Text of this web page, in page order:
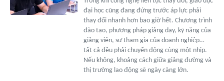
đại học cũng đang đứng trước áp lực phải
thay đổi nhanh hơn bao giờ hết. Chương trình
đào tạo, phương pháp giảng dạy, kỹ năng của
giảng viên, sự tham gia của doanh nghiệp…
tất cả đều phải chuyển động cùng một nhịp.
Nếu không, khoảng cách giữa giảng đường và
thị trường lao động sẽ ngày càng lớn.